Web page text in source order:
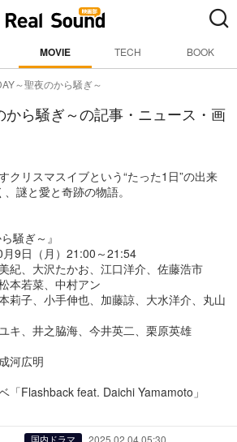
MOVIE TECH BOOK
～聖夜のから騒ぎ～
から騒ぎ～の記事・ニュース・画
クリスマスイブという“たった1日”の出来
謎と愛と奇跡の物語。
騒ぎ～』
9日（月）21:00～21:54
紀、大沢たかお、江口洋介、佐藤浩市
本若菜、中村アン
莉子、小手伸也、加藤諒、大水洋介、丸山
キ、井之脇海、今井英二、栗原英雄
河広明
「Flashback feat. Daichi Yamamoto」
国内ドラマ 2025.02.04 05:30